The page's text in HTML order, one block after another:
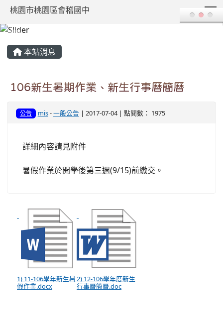
桃園市桃園區會稽國中
本站消息
106新生暑期作業、新生行事曆簡曆
公告 mis-一般公告 | 2017-07-04 | 點閱數： 1975
詳細內容請見附件
暑假作業於開學後第三週(9/15)前繳交。
1) 11-106學年新生暑
假作業.docx
2) 12-106學年度新生
行事曆簡曆.doc